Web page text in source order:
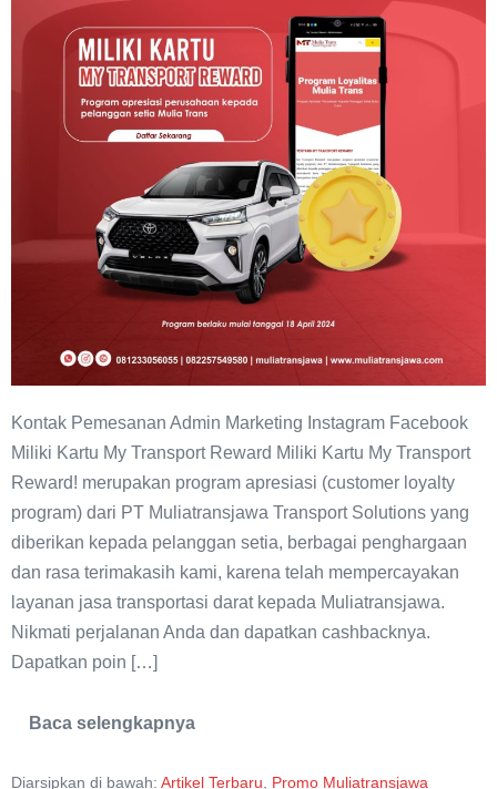
Transport
Reward
Kontak Pemesanan Admin Marketing Instagram Facebook
Miliki Kartu My Transport Reward Miliki Kartu My Transport
Reward! merupakan program apresiasi (customer loyalty
program) dari PT Muliatransjawa Transport Solutions yang
diberikan kepada pelanggan setia, berbagai penghargaan
dan rasa terimakasih kami, karena telah mempercayakan
layanan jasa transportasi darat kepada Muliatransjawa.
Nikmati perjalanan Anda dan dapatkan cashbacknya.
Dapatkan poin […]
Baca selengkapnya
Miliki
Transport
Diarsipkan di bawah: Artikel Terbaru, Promo Muliatransjawa